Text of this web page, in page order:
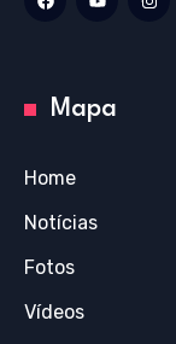
Mapa
Home
Notícias
Fotos
Vídeos